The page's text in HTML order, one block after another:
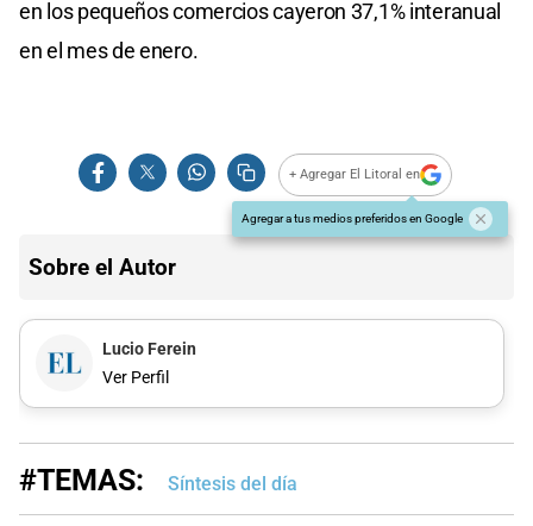
en los pequeños comercios cayeron 37,1% interanual
en el mes de enero.
+ Agregar El Litoral en
Agregar a tus medios preferidos en Google
Sobre el Autor
Lucio Ferein
Ver Perfil
#TEMAS: Síntesis del día